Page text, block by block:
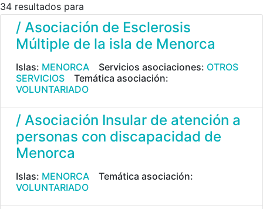
34 resultados para
/ Asociación de Esclerosis
Múltiple de la isla de Menorca
Islas: MENORCA Servicios asociaciones: OTROS
SERVICIOS
Temática asociación:
VOLUNTARIADO
/ Asociación Insular de atención a
personas con discapacidad de
Menorca
Islas: MENORCA
Temática asociación:
VOLUNTARIADO